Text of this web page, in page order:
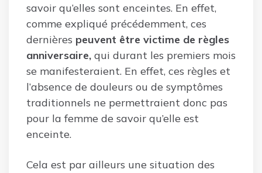
savoir qu’elles sont enceintes. En effet,
comme expliqué précédemment, ces
dernières peuvent être victime de règles
anniversaire, qui durant les premiers mois
se manifesteraient. En effet, ces règles et
l’absence de douleurs ou de symptômes
traditionnels ne permettraient donc pas
pour la femme de savoir qu’elle est
enceinte.
Cela est par ailleurs une situation des